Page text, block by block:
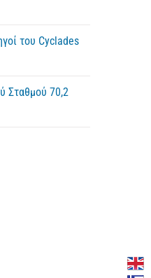
του Cyclades
Σταθμού 70,2